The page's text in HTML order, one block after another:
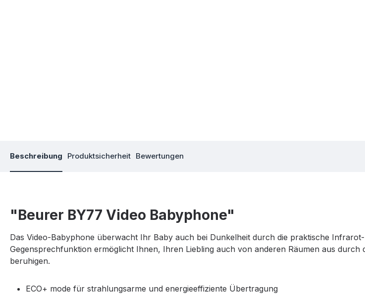
Beschreibung Produktsicherheit Bewertungen
"Beurer BY77 Video Babyphone"
Das Video-Babyphone überwacht Ihr Baby auch bei Dunkelheit durch die praktische
Gegensprechfunktion ermöglicht Ihnen, Ihren Liebling auch von anderen Räumen aus durch
beruhigen.
ECO+ mode für strahlungsarme und energieeffiziente Übertragung